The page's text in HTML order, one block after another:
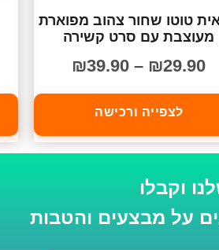
טוטו שחור צהוב מפוארת
מעוצבת עם סרט קשירה
₪29.90
–
₪39.90
לצפייה ורכישה
וקבלו
על מבצעים והטבות